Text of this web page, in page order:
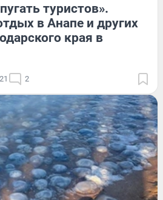
туристов».
в Анапе и других
края в
2